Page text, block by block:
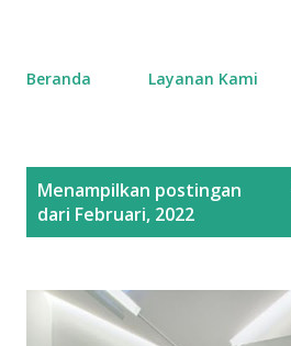
Beranda Layanan Kami
Menampilkan postingan
dari Februari, 2022